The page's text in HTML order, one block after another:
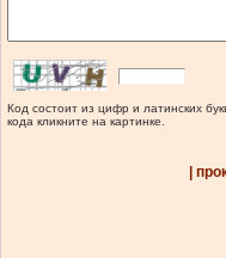
Код состоит из цифр и латинских
кода кликните на картинке.
|